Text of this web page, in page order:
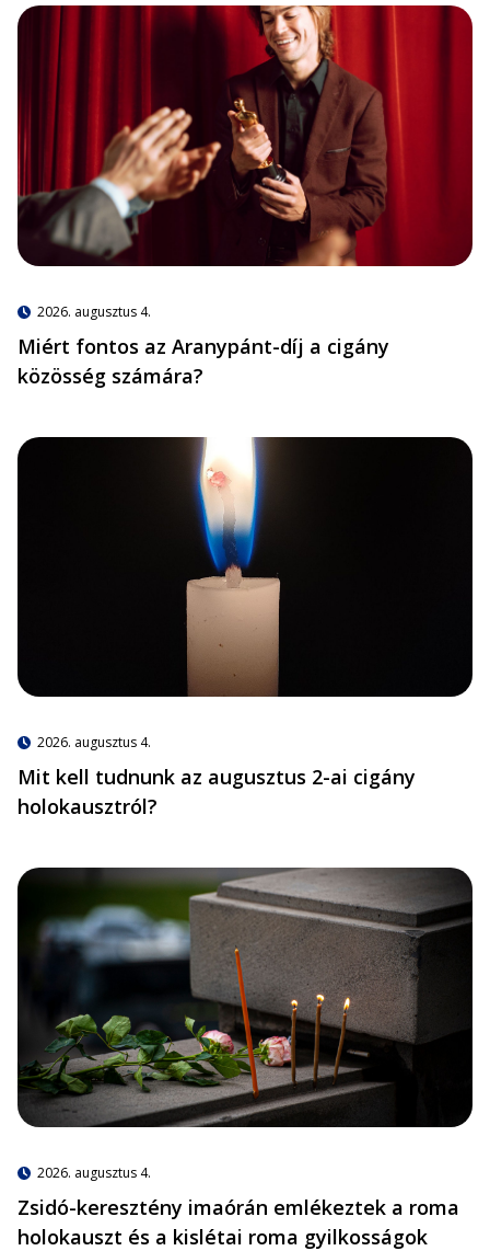
2026. augusztus 4.
Miért fontos az Aranypánt-díj a cigány
közösség számára?
2026. augusztus 4.
Mit kell tudnunk az augusztus 2-ai cigány
holokausztról?
2026. augusztus 4.
Zsidó-keresztény imaórán emlékeztek a roma
holokauszt és a kislétai roma gyilkosságok